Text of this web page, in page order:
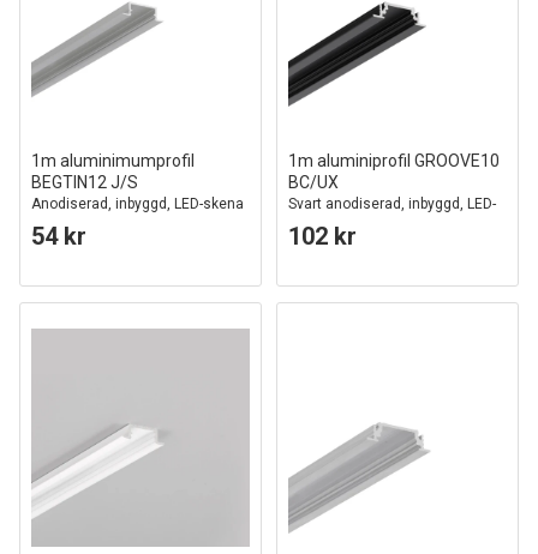
1m aluminimumprofil
BEGTIN12 J/S
Anodiserad, inbyggd, LED-skena
54 kr
1m aluminiprofil GROOVE10
BC/UX
Svart anodiserad, inbyggd, LED-
skena
102 kr